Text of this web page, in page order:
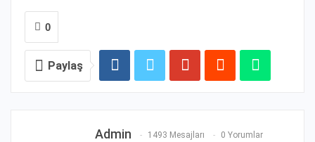
0
Paylaş
Admin 1493 Mesajları 0 Yorumlar